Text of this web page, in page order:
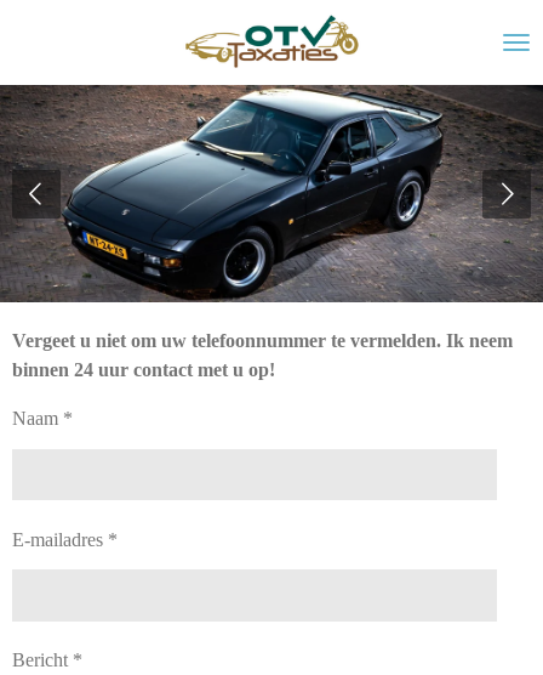
naar
de
hoofdinhoud
Vergeet u niet om uw telefoonnummer te vermelden. Ik neem
binnen 24 uur contact met u op!
Naam *
E-mailadres *
Bericht *